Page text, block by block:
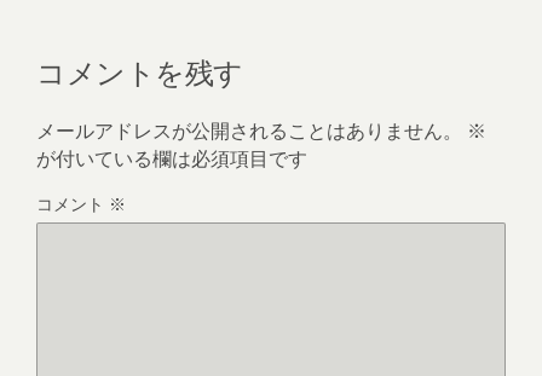
コメントを残す
メールアドレスが公開されることはありません。
※
が付いている欄は必須項目です
コメント ※